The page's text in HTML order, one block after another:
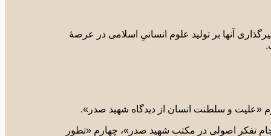
آنها بر تولید علوم انسانیِ اسلامی در عرصۀ
«علیت و سلطنت انسان از دیدگاه شهید صدر».
تفکر اصولی در مکتب شهید صدر»، چهارم «تطور